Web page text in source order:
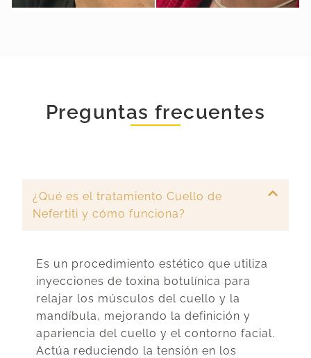
Preguntas frecuentes
¿Qué es el tratamiento Cuello de
Nefertiti y cómo funciona?
Es un procedimiento estético que utiliza
inyecciones de toxina botulínica para
relajar los músculos del cuello y la
mandíbula, mejorando la definición y
apariencia del cuello y el contorno facial.
Actúa reduciendo la tensión en los